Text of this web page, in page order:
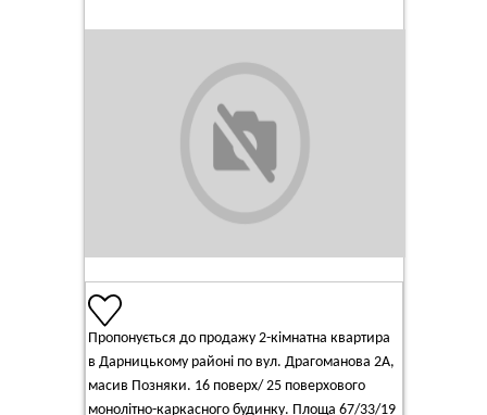
Пропонується до продажу 2-кімнатна квартира
в Дарницькому районі по вул. Драгоманова 2А,
масив Позняки. 16 поверх/ 25 поверхового
монолітно-каркасного будинку. Площа 67/33/19